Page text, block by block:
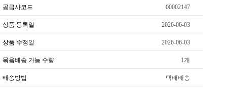
공급사코드 00002147
상품 등록일 2026-06-03
상품 수정일 2026-06-03
묶음배송 가능 수량 1개
배송방법 택배배송